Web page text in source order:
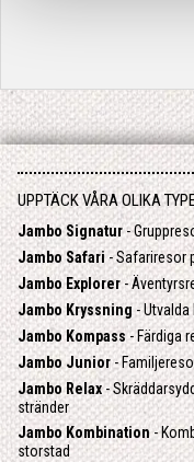
UPPTÄCK VÅRA OLIKA
Jambo Signatur-
Jambo Safari- Safariresor
Jambo Explorer-
Jambo Kryssning -
Jambo Kompass- Färdiga
Jambo Junior-
Jambo Relax-
stränder
Jambo Kombination-
storstad